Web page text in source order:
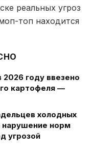
реальных угроз
топ находится
2026 году ввезено
картофеля —
холодных
нарушение норм
угрозой